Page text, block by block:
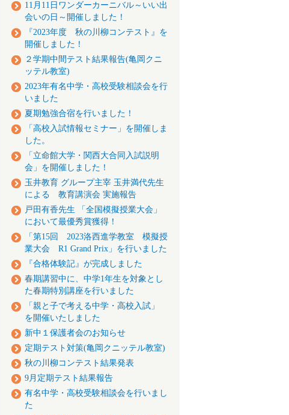
11月11日ワンダーカーニバル～いい出
会いの日～開催しました！
『2023年度 秋の川柳コンテスト』を
開催しました！
２学期中間テスト結果報告(亀岡クニ
ッテル教室)
2023年有名中学・高校受験相談会を行
いました
夏期勉強合宿を行いました！
「高校入試情報セミナー」を開催しま
した。
「立命館大学・関西大合同入試説明
会」を開催しました！
玉井教育 グループ主宰 玉井満代先生
による 教育講演会 実施報告
戸田有香先生 「全国模擬授業大会」
において最優秀賞獲得！
「第15回 2023洛西進学教室 模擬授
業大会 R1 Grand Prix」を行いました
『合格体験記』が完成しました
春期講習中に、中学1年生を対象とし
た春期特別講座を行いました
「親と子で考える中学・高校入試」
を開催いたしました
新中１保護者会のお知らせ
定期テスト対策(亀岡クニッテル教室)
秋の川柳コンテスト結果発表
9月定期テスト結果報告
有名中学・高校受験相談会を行いまし
た